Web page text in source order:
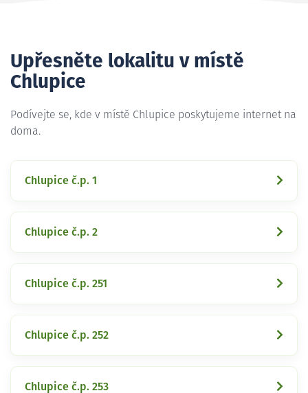
Upřesněte lokalitu v místě
Chlupice
Podívejte se, kde v místě Chlupice poskytujeme internet na
doma.
Chlupice č.p. 1
Chlupice č.p. 2
Chlupice č.p. 251
Chlupice č.p. 252
Chlupice č.p. 253